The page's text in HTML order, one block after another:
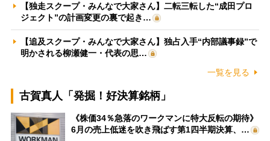
【独走スクープ・みんなで大家さん】二転三転した“成田プロ
ジェクト”の計画変更の裏で起き…
【追及スクープ・みんなで大家さん】独占入手“内部議事録”で
明かされる柳瀬健一・代表の思…
一覧を見る
古賀真人「発掘！好決算銘柄」
《株価34％急落のワークマンに特大反転の期待》
6月の売上低迷を吹き飛ばす第1四半期決算、…